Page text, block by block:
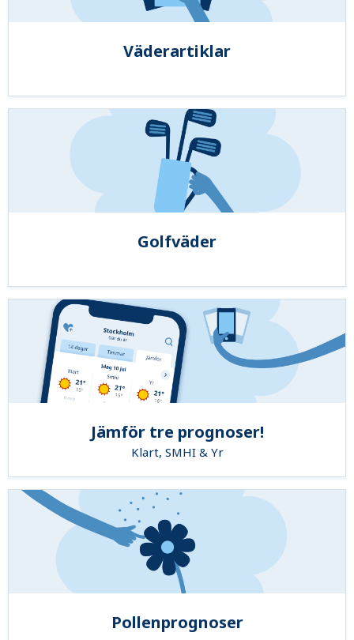
Väderartiklar
Golfväder
Jämför tre prognoser!
Klart, SMHI & Yr
Pollenprognoser